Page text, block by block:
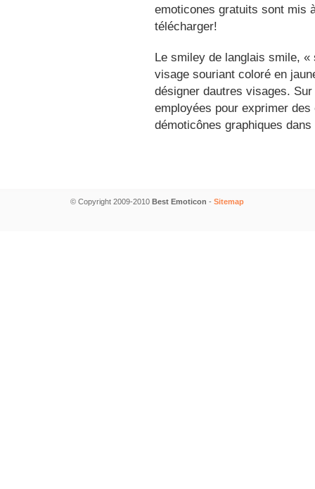
emoticones gratuits sont mis
télécharger!
Le smiley de langlais smile,
visage souriant coloré en
désigner dautres visages.
employées pour exprimer
démoticônes graphiques
© Copyright 2009-2010 Best Emoticon - Sitemap